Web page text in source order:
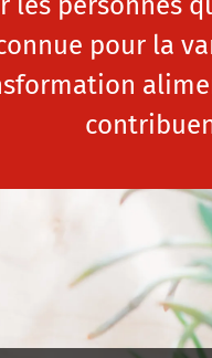
pour la